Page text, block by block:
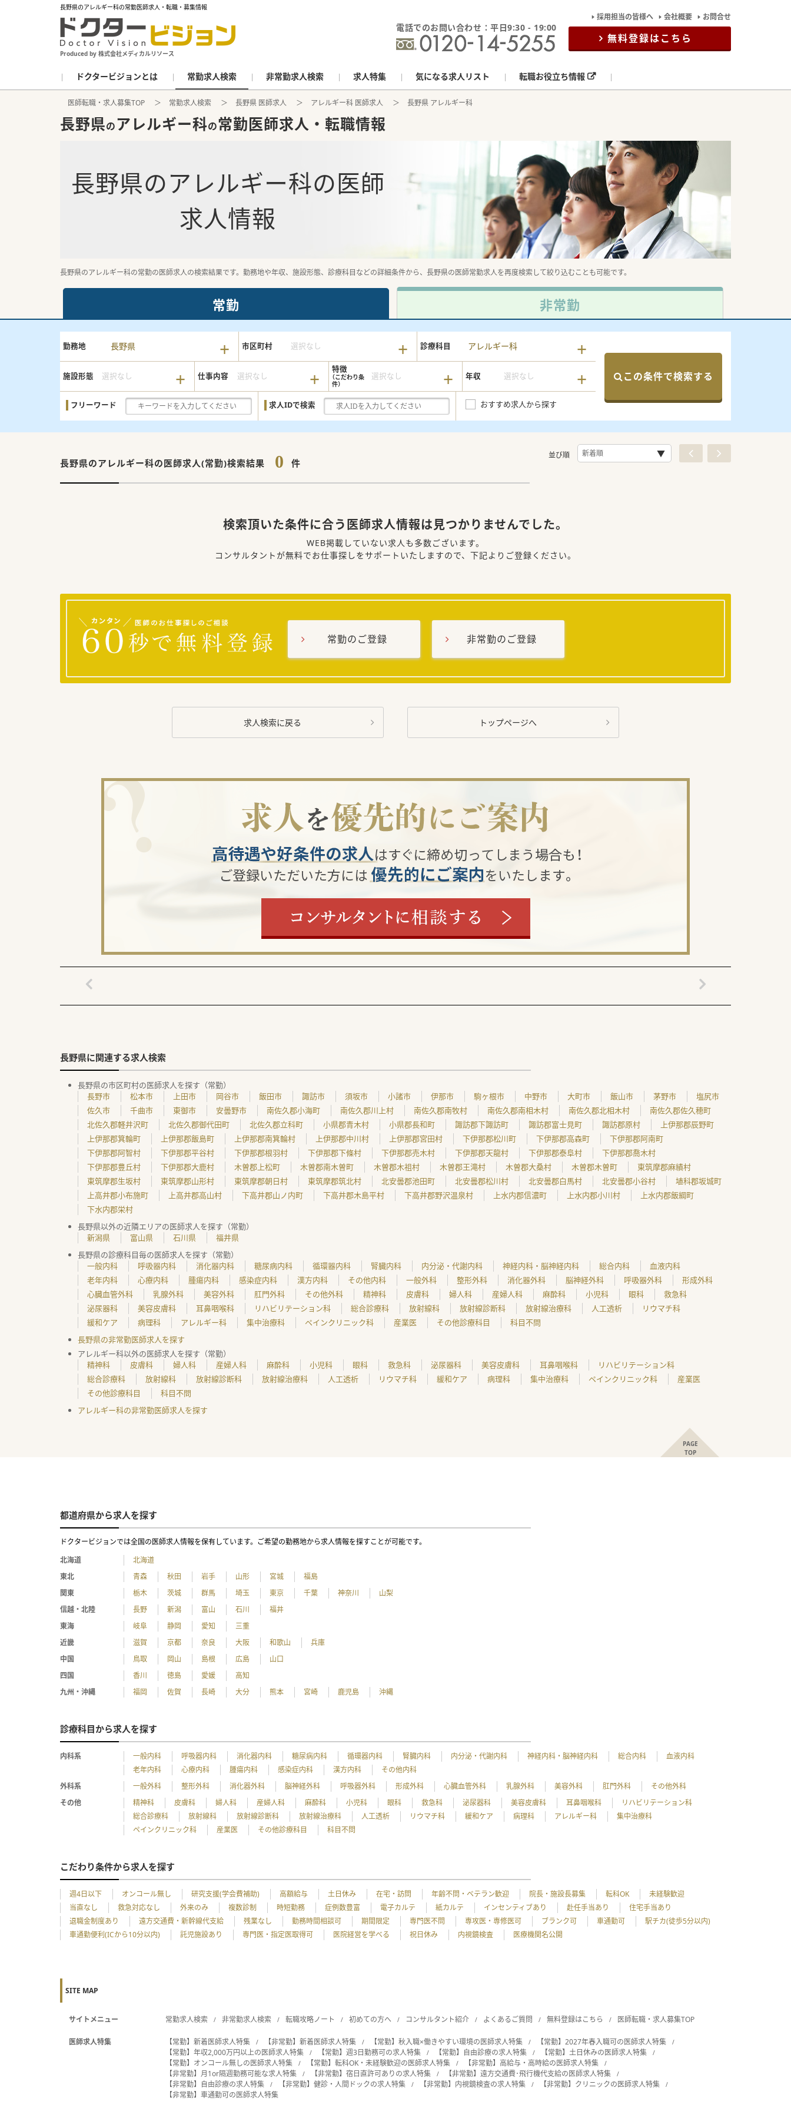
長野県のアレルギー科の常勤医師求人・転職・募集情報
Produced by 株式会社メディカルリソース
電話でのお問い合わせ：平日9:30 - 19:00
採用担当の皆様へ 会社概要 お問合せ
無料登録はこちら
ドクタービジョンとは 常勤求人検索 非常勤求人検索 求人特集 気になる求人リスト 転職お役立ち情報
医師転職・求人募集TOP 常勤求人検索 長野県 医師求人 アレルギー科 医師求人 長野県 アレルギー科
長野県のアレルギー科の常勤医師求人・転職情報
長野県のアレルギー科の医師
求人情報
長野県のアレルギー科の常勤の医師求人の検索結果です。勤務地や年収、施設形態、診療科目などの詳細条件から、長野県の医師常勤求人を再度検索して絞り込むことも可能です。
常勤 非常勤
勤務地 長野県 市区町村 選択なし 診療科目 アレルギー科
施設形態 選択なし 仕事内容 選択なし
特徴
選択なし 年収 選択なし
フリーワード 求人IDで検索 おすすめ求人から探す
この条件で検索する
長野県のアレルギー科の医師求人(常勤)検索結果 0 件
並び順
検索頂いた条件に合う医師求人情報は見つかりませんでした。
WEB掲載していない求人も多数ございます。
コンサルタントが無料でお仕事探しをサポートいたしますので、下記よりご登録ください。
常勤のご登録 非常勤のご登録
求人検索に戻る トップページへ
長野県に関連する求人検索
長野県の市区町村の医師求人を探す（常勤）
長野市
松本市 上田市 岡谷市 飯田市 諏訪市 須坂市 小諸市 伊那市 駒ヶ根市 中野市 大町市 飯山市 茅野市
塩尻市
佐久市
千曲市 東御市 安曇野市 南佐久郡小海町 南佐久郡川上村 南佐久郡南牧村 南佐久郡南相木村 南佐久郡北相木村
南佐久郡佐久穂町
北佐久郡軽井沢町
北佐久郡御代田町 北佐久郡立科町 小県郡青木村 小県郡長和町 諏訪郡下諏訪町 諏訪郡富士見町 諏訪郡原村
上伊那郡辰野町
上伊那郡箕輪町
上伊那郡飯島町 上伊那郡南箕輪村 上伊那郡中川村 上伊那郡宮田村 下伊那郡松川町 下伊那郡高森町
下伊那郡阿南町
下伊那郡阿智村
下伊那郡平谷村 下伊那郡根羽村 下伊那郡下條村 下伊那郡売木村 下伊那郡天龍村 下伊那郡泰阜村
下伊那郡喬木村
下伊那郡豊丘村
下伊那郡大鹿村 木曽郡上松町 木曽郡南木曽町 木曽郡木祖村 木曽郡王滝村 木曽郡大桑村 木曽郡木曽町
東筑摩郡麻績村
東筑摩郡生坂村
東筑摩郡山形村 東筑摩郡朝日村 東筑摩郡筑北村 北安曇郡池田町 北安曇郡松川村 北安曇郡白馬村 北安曇郡小谷村
埴科郡坂城町
上高井郡小布施町
上高井郡高山村 下高井郡山ノ内町 下高井郡木島平村 下高井郡野沢温泉村 上水内郡信濃町 上水内郡小川村
上水内郡飯綱町
下水内郡栄村
長野県以外の近隣エリアの医師求人を探す（常勤）
新潟県
富山県 石川県
福井県
長野県の診療科目毎の医師求人を探す（常勤）
一般内科
呼吸器内科 消化器内科 糖尿病内科 循環器内科 腎臓内科 内分泌・代謝内科 神経内科・脳神経内科 総合内科
血液内科
老年内科
心療内科 腫瘍内科 感染症内科 漢方内科 その他内科 一般外科 整形外科 消化器外科 脳神経外科 呼吸器外科
形成外科
心臓血管外科
乳腺外科 美容外科 肛門外科 その他外科 精神科 皮膚科 婦人科 産婦人科 麻酔科 小児科 眼科
救急科
泌尿器科
美容皮膚科 耳鼻咽喉科 リハビリテーション科 総合診療科 放射線科 放射線診断科 放射線治療科 人工透析
リウマチ科
緩和ケア
病理科 アレルギー科 集中治療科 ペインクリニック科 産業医 その他診療科目
科目不問
長野県の非常勤医師求人を探す
アレルギー科以外の医師求人を探す（常勤）
精神科
皮膚科 婦人科 産婦人科 麻酔科 小児科 眼科 救急科 泌尿器科 美容皮膚科 耳鼻咽喉科
リハビリテーション科
総合診療科
放射線科 放射線診断科 放射線治療科 人工透析 リウマチ科 緩和ケア 病理科 集中治療科 ペインクリニック科
産業医
その他診療科目
科目不問
アレルギー科の非常勤医師求人を探す
PAGE
TOP
都道府県から求人を探す
ドクタービジョンでは全国の医師求人情報を保有しています。ご希望の勤務地から求人情報を探すことが可能です。
北海道
北海道
東北
青森 秋田 岩手 山形 宮城
福島
関東
栃木 茨城 群馬 埼玉 東京 千葉 神奈川
山梨
信越・北陸
長野 新潟 富山 石川
福井
東海
岐阜 静岡 愛知
三重
近畿
滋賀 京都 奈良 大阪 和歌山
兵庫
中国
鳥取 岡山 島根 広島
山口
四国
香川 徳島 愛媛
高知
九州・沖縄
福岡 佐賀 長崎 大分 熊本 宮崎 鹿児島 沖縄
診療科目から求人を探す
内科系 一般内科 呼吸器内科 消化器内科 糖尿病内科 循環器内科 腎臓内科 内分泌・代謝内科 神経内科・脳神経内科 総合内科
血液内科
老年内科
心療内科 腫瘍内科 感染症内科 漢方内科
その他内科
外科系
一般外科 整形外科 消化器外科 脳神経外科 呼吸器外科 形成外科 心臓血管外科 乳腺外科 美容外科 肛門外科
その他外科
その他
精神科 皮膚科 婦人科 産婦人科 麻酔科 小児科 眼科 救急科 泌尿器科 美容皮膚科 耳鼻咽喉科
リハビリテーション科
総合診療科
放射線科 放射線診断科 放射線治療科 人工透析 リウマチ科 緩和ケア 病理科 アレルギー科
集中治療科
ペインクリニック科
産業医 その他診療科目 科目不問
こだわり条件から求人を探す
週4日以下 オンコール無し 研究支援(学会費補助) 高額給与 土日休み 在宅・訪問 年齢不問・ベテラン歓迎 院長・施設長募集 転科OK
未経験歓迎
当直なし
救急対応なし 外来のみ 複数診制 時短勤務 症例数豊富 電子カルテ 紙カルテ インセンティブあり 赴任手当あり
住宅手当あり
退職金制度あり
遠方交通費・新幹線代支給 残業なし 勤務時間相談可 期間限定 専門医不問 専攻医・専修医可 ブランク可 車通勤可
駅チカ(徒歩5分以内)
車通勤便利(ICから10分以内)
託児施設あり 専門医・指定医取得可 医院経営を学べる 祝日休み 内視鏡検査 医療機関名公開
SITE MAP
サイトメニュー 常勤求人検索 非常勤求人検索 転職攻略ノート 初めての方へ コンサルタント紹介 よくあるご質問 無料登録はこちら 医師転職・求人募集TOP
医師求人特集 【常勤】新着医師求人特集 【非常勤】新着医師求人特集 【常勤】秋入職×働きやすい環境の医師求人特集
【常勤】2027年春入職可の医師求人特集
【常勤】年収2,000万円以上の医師求人特集
【常勤】週3日勤務可の求人特集 【常勤】自由診療の求人特集
【常勤】土日休みの医師求人特集
【常勤】オンコール無しの医師求人特集
【常勤】転科OK・未経験歓迎の医師求人特集
【非常勤】高給与・高時給の医師求人特集
【非常勤】月1or隔週勤務可能な求人特集
【非常勤】宿日直許可ありの求人特集
【非常勤】遠方交通費･飛行機代支給の医師求人特集
【非常勤】自由診療の求人特集
【非常勤】健診・人間ドックの求人特集 【非常勤】内視鏡検査の求人特集
【非常勤】クリニックの医師求人特集
【非常勤】車通勤可の医師求人特集